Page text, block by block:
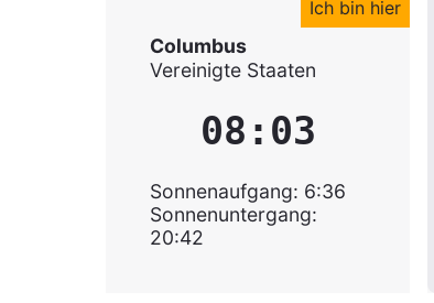
Ich bin hier
Columbus
Vereinigte Staaten
08:03
Sonnenaufgang: 6:36
Sonnenuntergang:
20:42